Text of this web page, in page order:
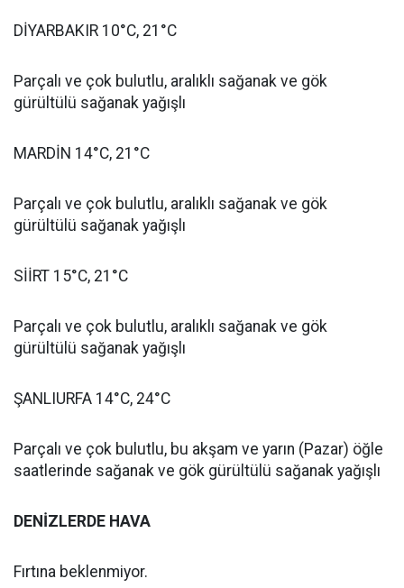
DİYARBAKIR 10°C, 21°C
Parçalı ve çok bulutlu, aralıklı sağanak ve gök
gürültülü sağanak yağışlı
MARDİN 14°C, 21°C
Parçalı ve çok bulutlu, aralıklı sağanak ve gök
gürültülü sağanak yağışlı
SİİRT 15°C, 21°C
Parçalı ve çok bulutlu, aralıklı sağanak ve gök
gürültülü sağanak yağışlı
ŞANLIURFA 14°C, 24°C
Parçalı ve çok bulutlu, bu akşam ve yarın (Pazar) öğle
saatlerinde sağanak ve gök gürültülü sağanak yağışlı
DENİZLERDE HAVA
Fırtına beklenmiyor.